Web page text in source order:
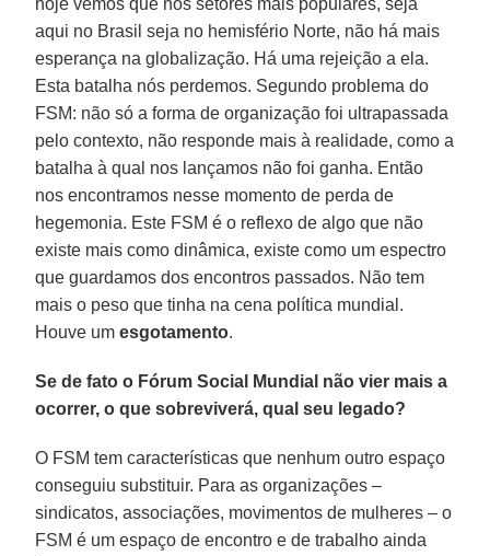
aqui no Brasil seja no hemisfério Norte, não há mais
esperança na globalização. Há uma rejeição a ela.
Esta batalha nós perdemos. Segundo problema do
FSM: não só a forma de organização foi ultrapassada
pelo contexto, não responde mais à realidade, como a
batalha à qual nos lançamos não foi ganha. Então
nos encontramos nesse momento de perda de
hegemonia. Este FSM é o reflexo de algo que não
existe mais como dinâmica, existe como um espectro
que guardamos dos encontros passados. Não tem
mais o peso que tinha na cena política mundial.
Houve umesgotamento.
Se de fato o Fórum Social Mundial não vier mais a
ocorrer, o que sobreviverá, qual seu legado?
O FSM tem características que nenhum outro espaço
conseguiu substituir. Para as organizações –
sindicatos, associações, movimentos de mulheres – o
FSM é um espaço de encontro e de trabalho ainda